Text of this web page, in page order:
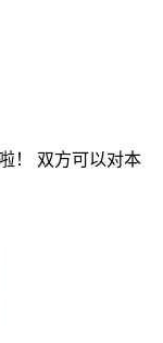
！ 双方可以对本